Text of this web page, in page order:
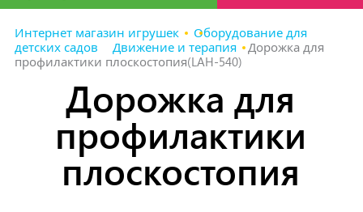
Интернет магазин игрушек
Оборудование для
детских садов
Движение и терапия
Дорожка для
профилактики плоскостопия(LAH-540)
Дорожка для
профилактики
плоскостопия